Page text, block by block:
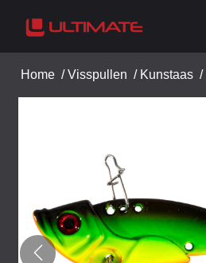
Home /Visspullen / Kunstaas /